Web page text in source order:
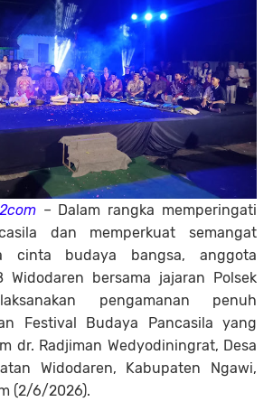
– Dalam rangka memperingati
dan memperkuat semangat
cinta budaya bangsa, anggota
Widodaren bersama jajaran Polsek
pengamanan penuh
Festival Budaya Pancasila yang
dr. Radjiman Wedyodiningrat, Desa
Widodaren, Kabupaten Ngawi,
(2/6/2026).